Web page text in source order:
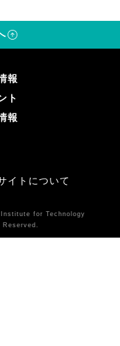
報
ト
報
イトについて
for Technology